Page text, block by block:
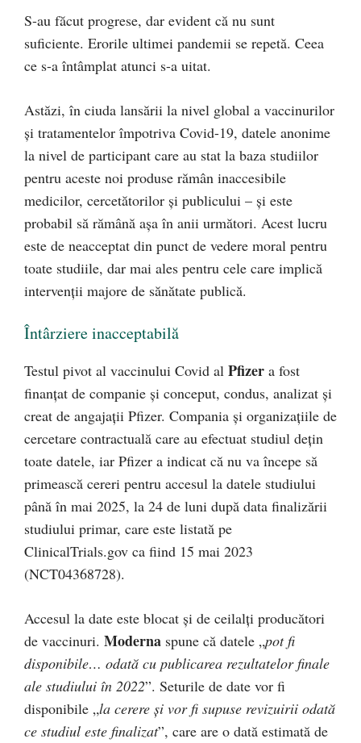
S-au făcut progrese, dar evident că nu sunt
suficiente. Erorile ultimei pandemii se repetă. Ceea
ce s-a întâmplat atunci s-a uitat.
Astăzi, în ciuda lansării la nivel global a vaccinurilor
și tratamentelor împotriva Covid-19, datele anonime
la nivel de participant care au stat la baza studiilor
pentru aceste noi produse rămân inaccesibile
medicilor, cercetătorilor și publicului – și este
probabil să rămână așa în anii următori. Acest lucru
este de neacceptat din punct de vedere moral pentru
toate studiile, dar mai ales pentru cele care implică
intervenții majore de sănătate publică.
Întârziere inacceptabilă
Testul pivot al vaccinului Covid al Pfizer a fost
finanțat de companie și conceput, condus, analizat și
creat de angajații Pfizer. Compania și organizațiile de
cercetare contractuală care au efectuat studiul dețin
toate datele, iar Pfizer a indicat că nu va începe să
primească cereri pentru accesul la datele studiului
până în mai 2025, la 24 de luni după data finalizării
studiului primar, care este listată pe
ClinicalTrials.gov ca fiind 15 mai 2023
(NCT04368728).
Accesul la date este blocat și de ceilalți producători
de vaccinuri. Moderna spune că datele „pot fi
disponibile… odată cu publicarea rezultatelor finale
ale studiului în 2022”. Seturile de date vor fi
disponibile „la cerere și vor fi supuse revizuirii odată
ce studiul este finalizat”, care are o dată estimată de